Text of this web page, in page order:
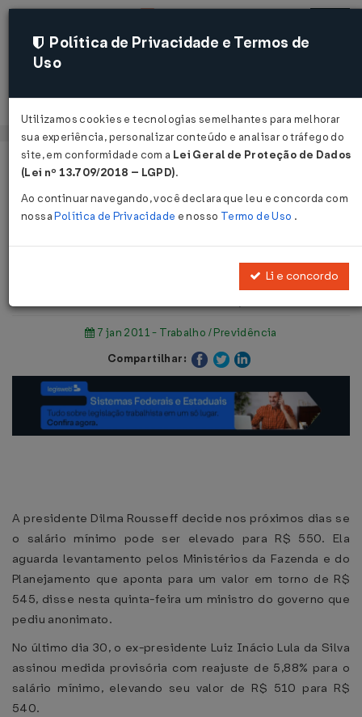
Acessar
Página Inicial
Notícias
Salário mínimo pode ficar em até R$
550 com novo reajuste
7 jan 2011 - Trabalho / Previdência
Compartilhar:
A presidente Dilma Rousseff decide nos próximos dias se
o salário mínimo pode ser elevado para R$ 550. Ela
aguarda levantamento pelos Ministérios da Fazenda e do
Planejamento que aponta para um valor em torno de R$
545, disse nesta quinta-feira um ministro do governo que
pediu anonimato.
No último dia 30, o ex-presidente Luiz Inácio Lula da Silva
assinou medida provisória com reajuste de 5,88% para o
salário mínimo, elevando seu valor de R$ 510 para R$
540.
Política de Privacidade e Termos de
Uso
Utilizamos cookies e tecnologias semelhantes para melhorar
sua experiência, personalizar conteúdo e analisar o tráfego do
site, em conformidade com a Lei Geral de Proteção de Dados
(Lei nº 13.709/2018 – LGPD).
Ao continuar navegando, você declara que leu e concorda com
nossaPolítica de Privacidade e nosso Termo de Uso .
Li e concordo